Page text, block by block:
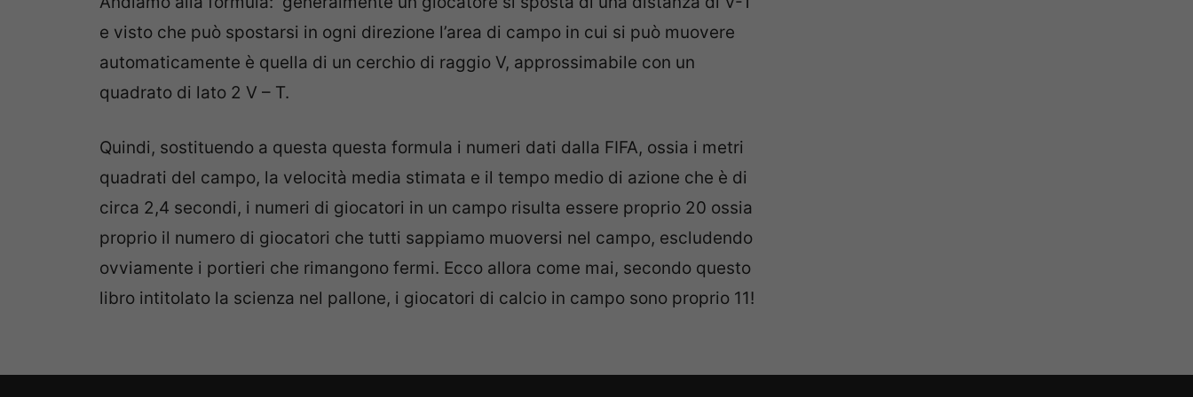
e visto che può spostarsi in ogni direzione l’area di campo in cui si può muovere
automaticamente è quella di un cerchio di raggio V, approssimabile con un
quadrato di lato 2 V – T.
Quindi, sostituendo a questa questa formula i numeri dati dalla FIFA, ossia i metri
quadrati del campo, la velocità media stimata e il tempo medio di azione che è di
circa 2,4 secondi, i numeri di giocatori in un campo risulta essere proprio 20 ossia
proprio il numero di giocatori che tutti sappiamo muoversi nel campo, escludendo
ovviamente i portieri che rimangono fermi. Ecco allora come mai, secondo questo
libro intitolato la scienza nel pallone, i giocatori di calcio in campo sono proprio 11!